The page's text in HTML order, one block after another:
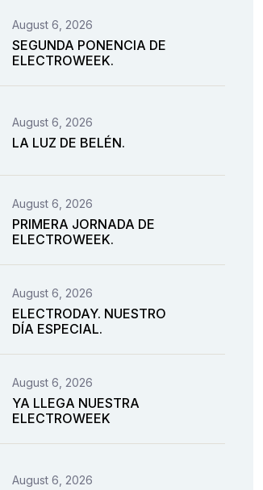
August 6, 2026
SEGUNDA PONENCIA DE
ELECTROWEEK.
August 6, 2026
LA LUZ DE BELÉN.
August 6, 2026
PRIMERA JORNADA DE
ELECTROWEEK.
August 6, 2026
ELECTRODAY. NUESTRO
DÍA ESPECIAL.
August 6, 2026
YA LLEGA NUESTRA
ELECTROWEEK
August 6, 2026